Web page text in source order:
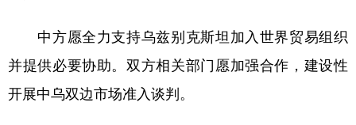
中方愿全力支持乌兹别克斯坦加入世界贸易组织
并提供必要协助。双方相关部门愿加强合作，建设性
开展中乌双边市场准入谈判。